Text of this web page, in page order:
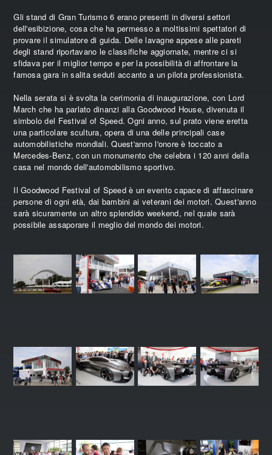
Gli stand di Gran Turismo 6 erano presenti in diversi settori
dell'esibizione, cosa che ha permesso a moltissimi spettatori di
provare il simulatore di guida. Delle lavagne appese alle pareti
degli stand riportavano le classifiche aggiornate, mentre ci si
sfidava per il miglior tempo e per la possibilità di affrontare la
famosa gara in salita seduti accanto a un pilota professionista.
Nella serata si è svolta la cerimonia di inaugurazione, con Lord
March che ha parlato dinanzi alla Goodwood House, divenuta il
simbolo del Festival of Speed. Ogni anno, sul prato viene eretta
una particolare scultura, opera di una delle principali case
automobilistiche mondiali. Quest'anno l'onore è toccato a
Mercedes-Benz, con un monumento che celebra i 120 anni della
casa nel mondo dell'automobilismo sportivo.
Il Goodwood Festival of Speed è un evento capace di affascinare
persone di ogni età, dai bambini ai veterani dei motori. Quest'anno
sarà sicuramente un altro splendido weekend, nel quale sarà
possibile assaporare il meglio del mondo dei motori.